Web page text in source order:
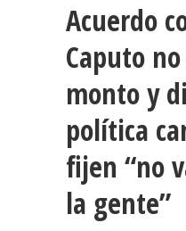
Acuerdo
Caputo
monto y
política
fijen “no
la gente”